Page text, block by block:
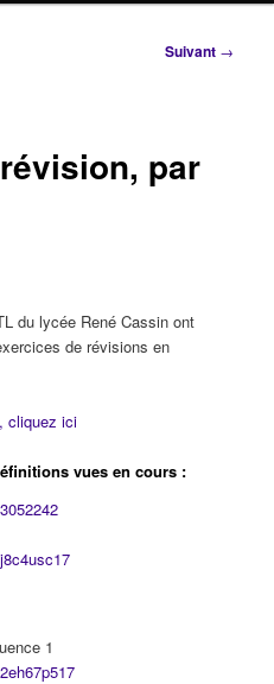
Suivant →
par
du lycée René Cassin ont
de révisions en
cliquez ici
vues en cours :
1